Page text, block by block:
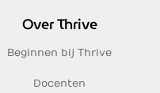
Over Thrive
Beginnen bij Thrive
Docenten